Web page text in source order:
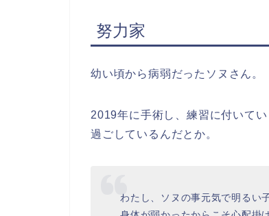
努力家
幼い頃から病弱だったソヌさん。
2019年に手術し、練習に付いて
過ごしているんだとか。
わたし、ソヌの事元気で明るい